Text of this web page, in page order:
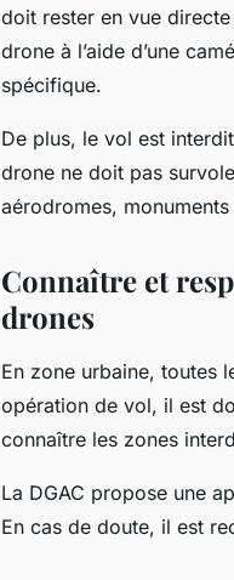
doit rester en vue
drone à l’aide d’une
spécifique.
De plus, le vol est
drone ne doit pas
aérodromes,
Connaître et
drones
En zone urbaine, toutes
opération de vol, il est
connaître les zones
La DGAC propose une
En cas de doute, il est